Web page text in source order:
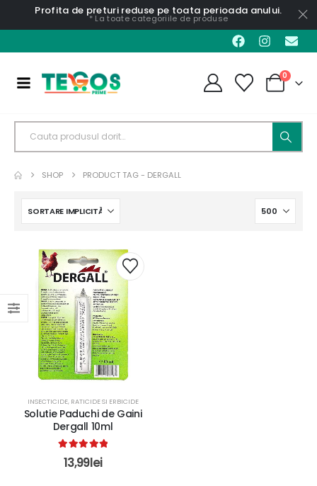
Profita de preturi reduse pe toata perioada anului.
* La toate categoriile de produse
0
SHOP PRODUCT TAG - DERGALL
INSECTICIDE, RATICIDE SI ERBICIDE
Solutie Paduchi de Gaini
Dergall 10ml
5.00 out of 5
13,99lei